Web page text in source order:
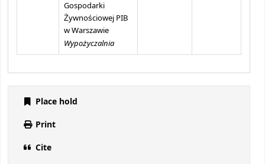
Gospodarki
Żywnościowej PIB
w Warszawie
Wypożyczalnia
Place hold
Print
Cite